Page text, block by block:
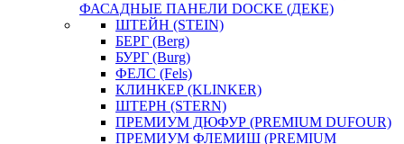
ФАСАДНЫЕ ПАНЕЛИ DOCKE (ДЕКЕ)
ШТЕЙН (STEIN)
БЕРГ (Berg)
БУРГ (Burg)
ФЕЛС (Fels)
КЛИНКЕР (KLINKER)
ШТЕРН (STERN)
ПРЕМИУМ ДЮФУР (PREMIUM DUFOUR)
ПРЕМИУМ ФЛЕМИШ (PREMIUM